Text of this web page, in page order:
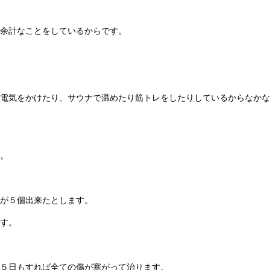
計なことをしているからです。
気をかけたり、サウナで温めたり筋トレをしたりしているからなかな
５個出来たとします。
。
日もすれば全ての傷が塞がって治ります。